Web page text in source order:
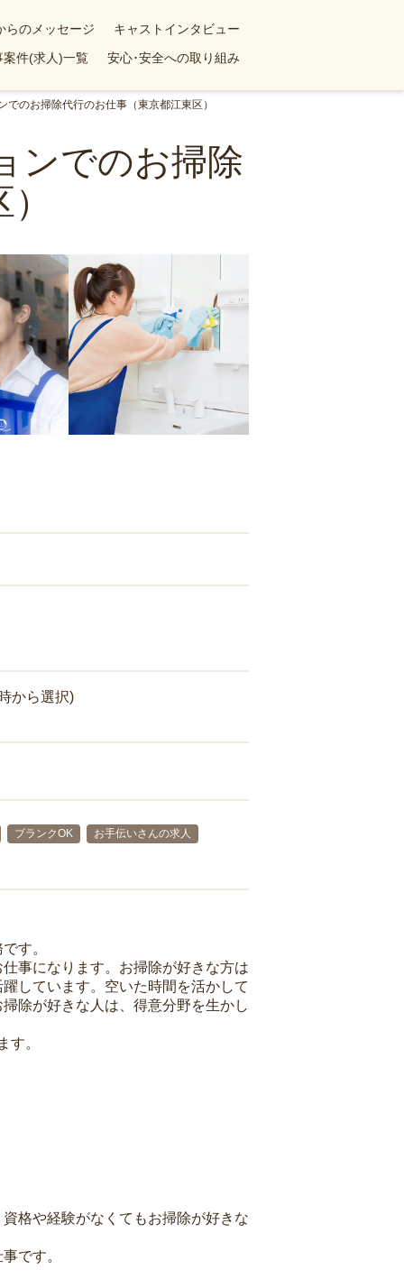
らのメッセージ
キャストインタビュー
案件(求人)一覧 安心･安全への取り組み
のお掃除代行のお仕事（東京都江東区）
ンでのお掃除
から選択)
ブランクOK
お手伝いさんの求人
す。
事になります。お掃除が好きな方は
しています。空いた時間を活かして
除が好きな人は、得意分野を生かし
す。
格や経験がなくてもお掃除が好きな
です。